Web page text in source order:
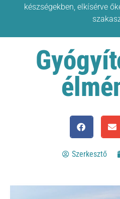
készségekben, elkísérve
Szerkesztő